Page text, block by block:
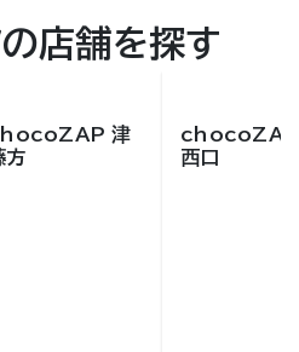
の店舗を探す
津
方
chocoZAP
西口